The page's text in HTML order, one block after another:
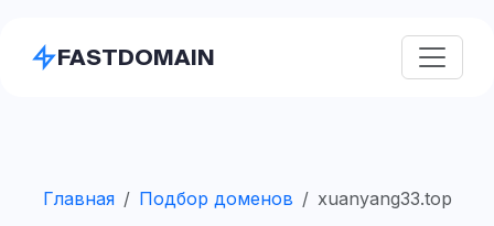
FASTDOMAIN
Главная Подбор доменов xuanyang33.top